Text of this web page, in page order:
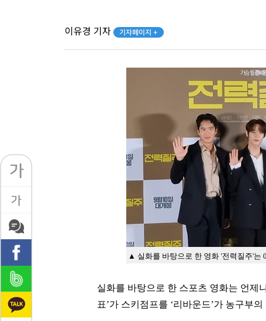
이유경 기자 기자페이지 +
▲ 실화를 바탕으로 한 영화 '전력질주'는
실화를 바탕으로 한 스포츠 영화는 언제
표’가 스키점프를 ‘리바운드’가 농구부